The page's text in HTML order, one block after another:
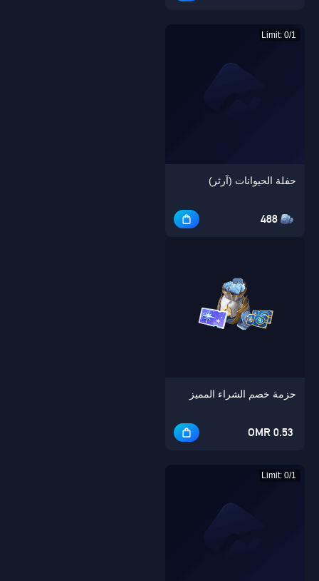
Limit: 0/1
حفلة الحيوانات (آرثر)
488
حزمة خصم الشراء المميز
0.53 OMR
Limit: 0/1